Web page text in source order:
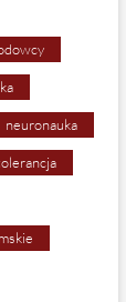
neuronauka